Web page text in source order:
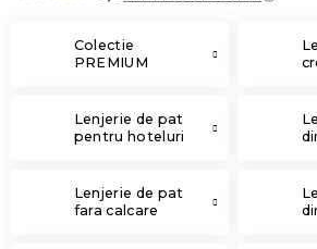
Colectie
PREMIUM
Lenjerie de pat
pentru hoteluri
Lenjerie de pat
fara calcare